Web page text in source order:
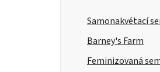
Samonakvétací
Barney's Farm
Feminizovaná